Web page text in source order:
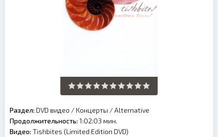
Раздел: DVD видео / Концерты /Alternative
Продолжительность: 1:02:03 мин.
Видео: Tishbites (Limited Edition DVD)